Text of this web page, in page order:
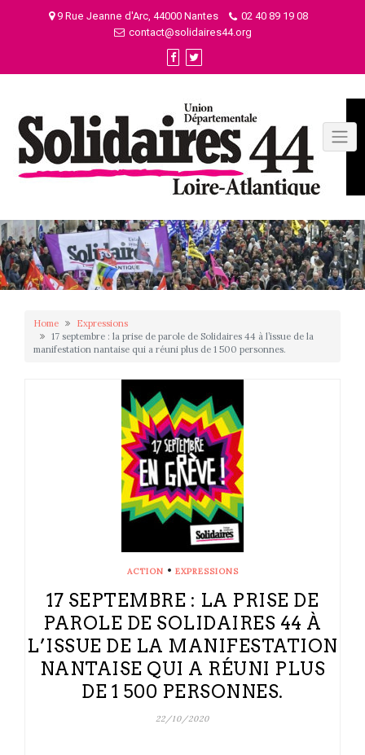
9 Rue Jeanne d'Arc, 44000 Nantes
02 40 89 19 08
contact@solidaires44.org
Home
Expressions
17 septembre : la prise de parole de Solidaires 44 à l’issue de la
manifestation nantaise qui a réuni plus de 1 500 personnes.
ACTION • EXPRESSIONS
17 SEPTEMBRE : LA PRISE DE
PAROLE DE SOLIDAIRES 44 À
L’ISSUE DE LA MANIFESTATION
NANTAISE QUI A RÉUNI PLUS
DE 1 500 PERSONNES.
22/10/2020